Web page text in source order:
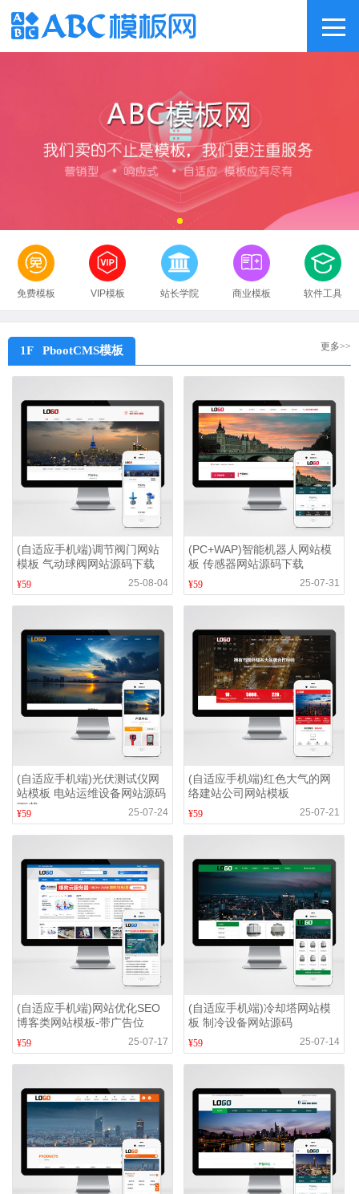
免费模板 VIP模板 站长学院 商业模板 软件工具
1F PbootCMS模板 更多>>
(自适应手机端)调节阀门网站
模板 气动球阀网站源码下载
¥59 25-08-04
(PC+WAP)智能机器人网站模
板 传感器网站源码下载
¥59 25-07-31
(自适应手机端)光伏测试仪网
站模板 电站运维设备网站源码
下载
¥59 25-07-24
(自适应手机端)红色大气的网
络建站公司网站模板
¥59 25-07-21
(自适应手机端)网站优化SEO
博客类网站模板-带广告位
¥59 25-07-17
(自适应手机端)冷却塔网站模
板 制冷设备网站源码
¥59 25-07-14